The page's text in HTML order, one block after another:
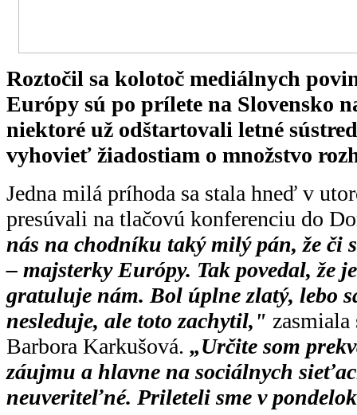
Roztočil sa kolotoč mediálnych
Európy sú po prílete na Slovensko
niektoré už odštartovali letné
vyhovieť žiadostiam o množstvo
Jedna milá príhoda sa stala hneď v
presúvali na tlačovú konferenciu do
nás na chodníku taký milý pán, že či
– majsterky Európy. Tak povedal, že
gratuluje nám. Bol úplne zlatý, lebo
nesleduje, ale toto zachytil," zasmiala
Barbora Karkušová. „Určite som
záujmu a hlavne na sociálnych
neuveriteľné. Prileteli sme v